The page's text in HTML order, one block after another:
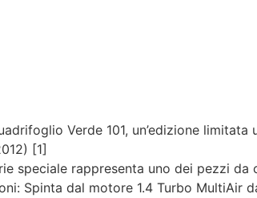
Verde 101, un’edizione
[1]
speciale rappresenta uno dei pezzi
Spinta dal motore 1.4 Turbo MultiAir